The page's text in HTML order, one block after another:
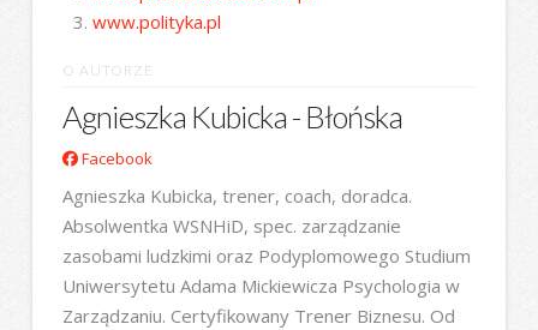
www.polityka.pl
O AUTORZE
Agnieszka Kubicka - Błońska
Facebook
Agnieszka Kubicka, trener, coach, doradca.
Absolwentka WSNHiD, spec. zarządzanie
zasobami ludzkimi oraz Podyplomowego Studium
Uniwersytetu Adama Mickiewicza Psychologia w
Zarządzaniu. Certyfikowany Trener Biznesu. Od